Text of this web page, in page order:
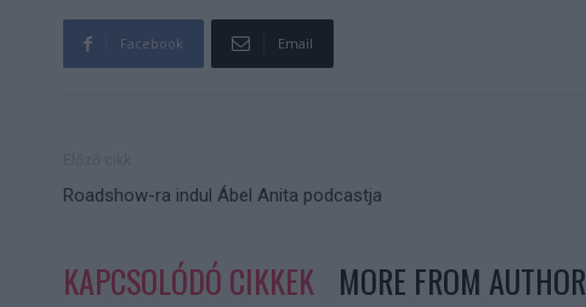
Facebook Email
Roadshow-ra indul Ábel Anita podcastja
KAPCSOLÓDÓ CIKKEK MORE FROM AUTHOR